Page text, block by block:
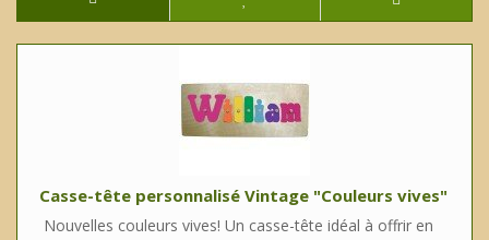
Casse-tête personnalisé Vintage "Couleurs vives"
Nouvelles couleurs vives! Un casse-tête idéal à offrir en